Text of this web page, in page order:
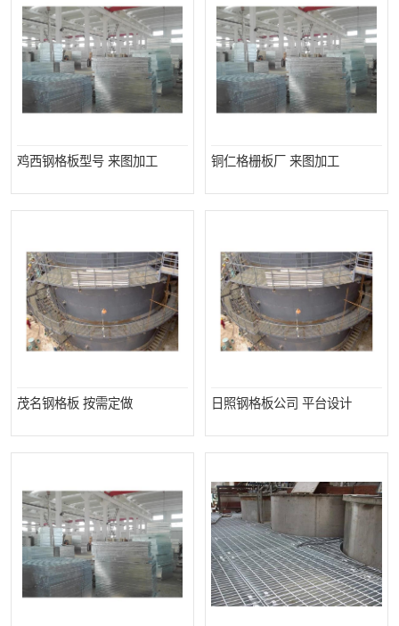
鸡西钢格板型号 来图加工 铜仁格栅板厂 来图加工
茂名钢格板 按需定做 日照钢格板公司 平台设计